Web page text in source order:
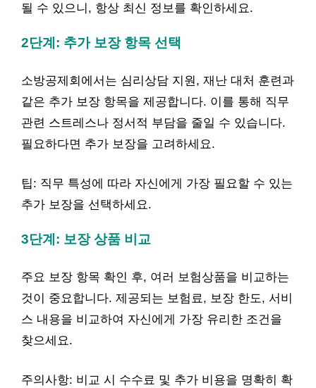
될 수 있으니, 항상 최신 정보를 확인하세요.
2단계: 추가 보장 항목 선택
소방공제회에서는 심리상담 지원, 재난 대처 훈련과
같은 추가 보장 항목을 제공합니다. 이를 통해 직무
관련 스트레스나 정서적 부담을 줄일 수 있습니다.
필요하다면 추가 보장을 고려하세요.
팁: 직무 특성에 따라 자신에게 가장 필요할 수 있는
추가 보장을 선택하세요.
3단계: 보장 상품 비교
주요 보장 항목 확인 후, 여러 보험상품을 비교하는
것이 중요합니다. 제공되는 보험료, 보장 한도, 서비
스 내용을 비교하여 자신에게 가장 유리한 조건을
찾으세요.
주의사항: 비교 시 수수료 및 추가 비용을 명확히 확